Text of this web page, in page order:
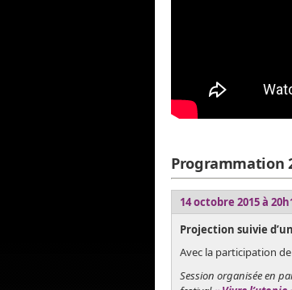
Programmation
14 octobre 2015 à
Projection suivie
Avec la participation de
Session organisée en